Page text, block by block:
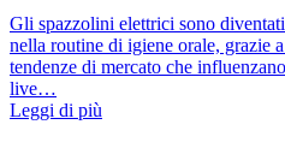
Gli spazzolini elettrici sono
nella routine di igiene orale, grazie
tendenze di mercato che
live…
Leggi di più